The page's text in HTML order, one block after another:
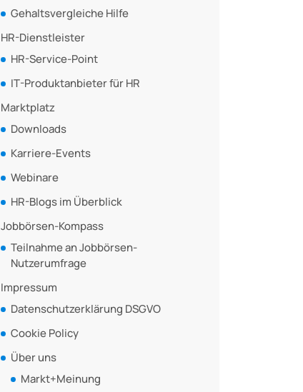
Gehaltsvergleiche Hilfe
HR-Dienstleister
HR-Service-Point
IT-Produktanbieter für HR
Marktplatz
Downloads
Karriere-Events
Webinare
HR-Blogs im Überblick
Jobbörsen-Kompass
Teilnahme an Jobbörsen-
Nutzerumfrage
Impressum
Datenschutzerklärung DSGVO
Cookie Policy
Über uns
Markt+Meinung